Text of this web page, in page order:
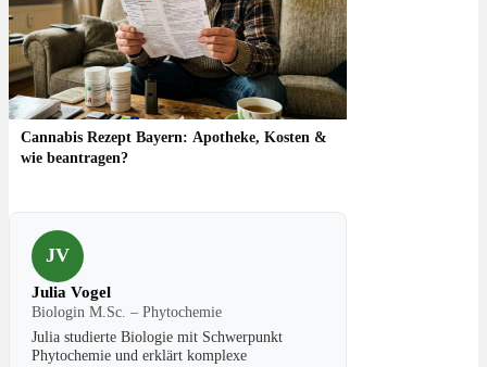
Cannabis Rezept Bayern: Apotheke, Kosten &
wie beantragen?
JV
Julia Vogel
Biologin M.Sc. – Phytochemie
Julia studierte Biologie mit Schwerpunkt
Phytochemie und erklärt komplexe